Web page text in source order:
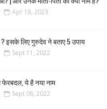
Apr 18, 2023
इसके लिए गुरुदेव ने बताए 5 उपाय
Sept 11, 2022
ये है नया नाम
Sept 08, 2022